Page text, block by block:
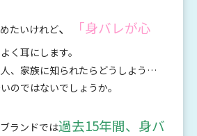
たいけれど、
「身バレが心
く耳にします。
、家族に知られたらどうしよう…
のではないでしょうか。
ランドでは過去15年間、身バ